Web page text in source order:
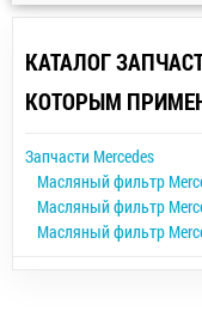
КАТАЛОГ
КОТОРЫМ
Запчасти Mercedes
Масляный фильтр
Масляный фильтр
Масляный фильтр